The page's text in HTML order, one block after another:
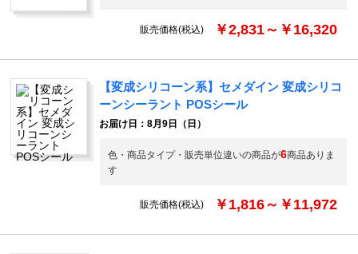
販売価格(税込) ￥2,831～￥16,320
【変成シリコーン系】セメダイン 変成シリコ
ーンシーラント POSシール
お届け日：8月9日（日）
色・商品タイプ・販売単位違いの商品が6商品ありま
す
販売価格(税込) ￥1,816～￥11,972